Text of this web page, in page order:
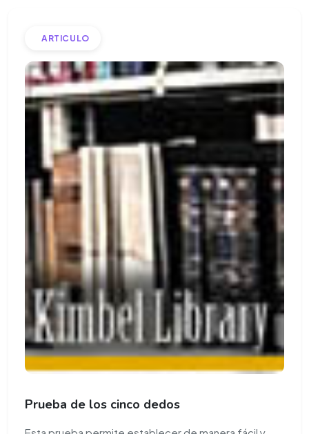
ARTICULO
Prueba de los cinco dedos